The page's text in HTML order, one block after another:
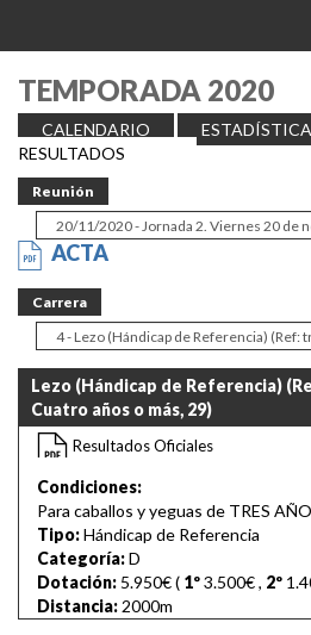
TEMPORADA 2020
CALENDARIO
RESULTADOS
Reunión
ACTA
Carrera
Lezo (Hándicap de Referencia)
Cuatro años o más, 29)
Resultados Oficiales
Condiciones:
Para caballos y yeguas de TRES
Tipo:Hándicap de Referencia
Categoría:D
Dotación: 5.950€ ( 1º3.500€, 2º
Distancia: 2000m